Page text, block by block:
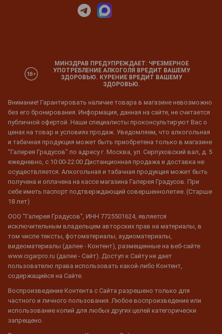
МИНЗДРАВ ПРЕДУПРЕЖДАЕТ: ЧРЕЗМЕРНОЕ
УПОТРЕБЛЕНИЕ АЛКОГОЛЯ ВРЕДИТ ВАШЕМУ
ЗДОРОВЬЮ. КУРЕНИЕ ВРЕДИТ ВАШЕМУ
ЗДОРОВЬЮ.
Внимание! Гарантировать наличие товара в магазине невозможно
без его бронирования. Информация, данная на сайте, не считается
публичной офертой. Наши специалисты проконсультируют Вас о
ценах на товар и условиях продаж. Уведомляем, что алкогольная
и табачная продукция может быть приобретена только в магазине
"Галерея Градусов" по адресу г. Москва, ул. Серпуховский вал, д. 5
ежедневно, с 10:00-22:00 Дистанционная продажа и доставка не
осуществляется. Алкогольная и табачная продукция может быть
получена и оплачена на кассе магазина Галерея Градусов. При
себе иметь паспорт подтверждающий совершеннолетие. (Старше
18 лет)
ООО "Галерея Градусов", ИНН 7725501624, является
исключительным владельцем авторских прав на материалы, в
том числе тексты, фотоматериалы, аудиоматериалы,
видеоматериалы (далее - Контент), размещенные на веб-сайте
www.cigarpro.ru (далее - Сайт). Доступ к Сайту не дает
пользователю права использовать какой-либо Контент,
содержащийся на Сайте.
Воспроизведение Контента с Сайта разрешено только для
частного и личного пользования. Любое воспроизведение или
использование копий для любых других целей категорически
запрещено.